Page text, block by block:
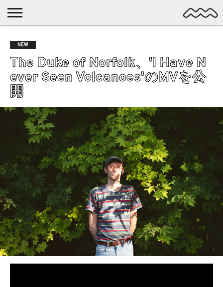
MUSIC
LATEST
POSTS
SPOTLIGHT
NYP
/ DL
DISCOVERY
POP
ALTERNATIVE
ELECTRONIC
PSYCH
DREAMPOP
POSTPUNK
GARAGE
EXPERIMENTAL
SYNTHPOP
PUNK
SHOEGAZE
SOUL
BEDROOM
R&B
NEW
The Duke of Norfolk、'I Have N
ever Seen Volcanoes'のMVを公
開